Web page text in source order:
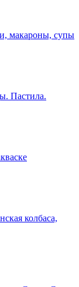
макароны, супы
Пастила.
колбаса,